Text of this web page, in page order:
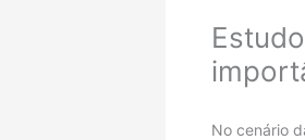
No cenário